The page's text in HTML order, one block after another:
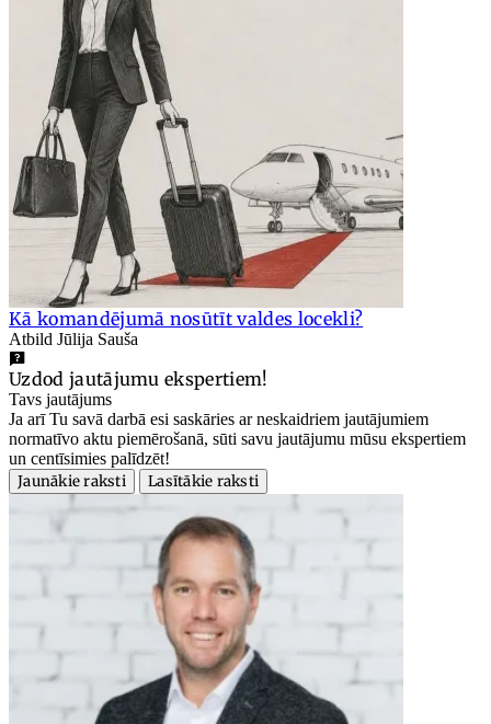
Kā komandējumā nosūtīt valdes locekli?
Atbild Jūlija Sauša
Uzdod jautājumu ekspertiem!
Tavs jautājums
Ja arī Tu savā darbā esi saskāries ar neskaidriem jautājumiem
normatīvo aktu piemērošanā, sūti savu jautājumu mūsu ekspertiem
un centīsimies palīdzēt!
Jaunākie raksti
Lasītākie raksti